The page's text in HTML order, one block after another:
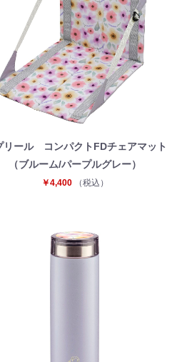
リール コンパクトFDチェアマット
（ブルーム/パープルグレー）
￥4,400 （税込）
カートへ進む